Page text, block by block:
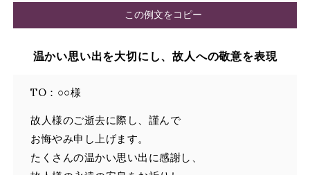
この例文をコピー
温かい思い出を大切にし、故人への敬意を表現
TO：○○様
故人様のご逝去に際し、謹んで
お悔やみ申し上げます。
たくさんの温かい思い出に感謝し、